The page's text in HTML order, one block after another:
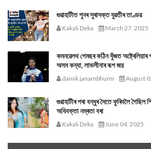
গুৱাহাটীত পুনৰ সুৰাসক্ত যুৱতীৰ তাণ্ডৱ
Kakali Deka March 27, 2025
কমনৱেলথ গেমছৰ কঠিন যুঁজত অষ্ট্ৰেলিয়াৰ
অসম কন্যা, লাভলীনাৰ ৰূপ জয়
dainik janambhumi August
গুৱাহাটীৰ পৰা বন্ধুৰ সৈতে ফুৰিবলৈ
অধিবক্তা নম্ৰতা বৰা
Kakali Deka June 04, 2025